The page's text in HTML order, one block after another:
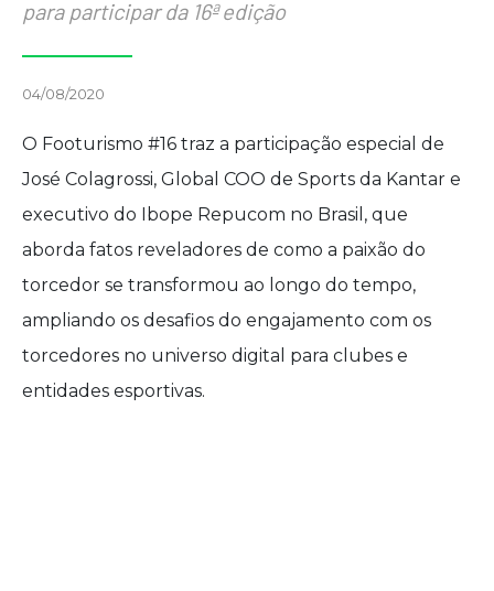
para participar da 16ª edição
04/08/2020
O Footurismo #16 traz a participação especial de
José Colagrossi, Global COO de Sports da Kantar e
executivo do Ibope Repucom no Brasil, que
aborda fatos reveladores de como a paixão do
torcedor se transformou ao longo do tempo,
ampliando os desafios do engajamento com os
torcedores no universo digital para clubes e
entidades esportivas.